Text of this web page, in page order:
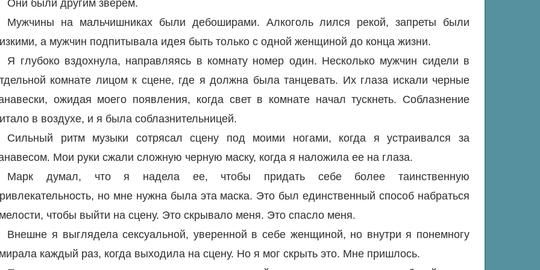
Они были другим зверем.
Мужчины на мальчишниках были дебоширами. Алкоголь лился рекой, запреты были
а мужчин подпитывала идея быть только с одной женщиной до конца жизни.
Я глубоко вздохнула, направляясь в комнату номер один. Несколько мужчин сидели в
комнате лицом к сцене, где я должна была танцевать. Их глаза искали черные
ожидая моего появления, когда свет в комнате начал тускнеть. Соблазнение
в воздухе, и я была соблазнительницей.
Сильный ритм музыки сотрясал сцену под моими ногами, когда я устраивался за
Мои руки сжали сложную черную маску, когда я наложила ее на глаза.
Марк думал, что я надела ее, чтобы придать себе более таинственную
но мне нужна была эта маска. Это был единственный способ набраться
чтобы выйти на сцену. Это скрывало меня. Это спасло меня.
Внешне я выглядела сексуальной, уверенной в себе женщиной, но внутри я понемногу
каждый раз, когда выходила на сцену. Но я мог скрыть это. Мне пришлось.